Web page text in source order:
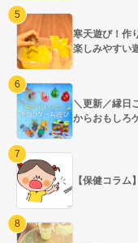
寒天遊び！作
楽しみやすい
＼更新／縁日
からおもしろ
【保健コラム